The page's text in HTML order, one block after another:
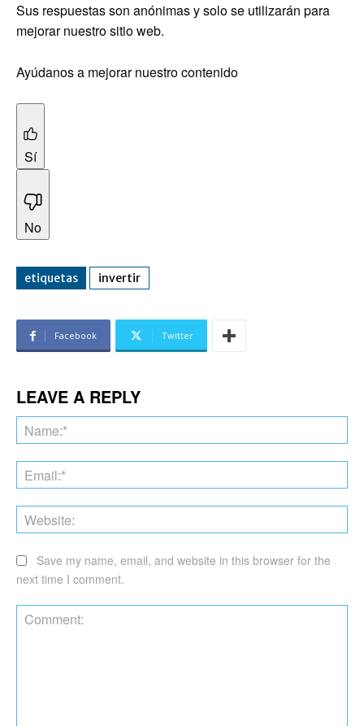
Sus respuestas son anónimas y solo se utilizarán para
mejorar nuestro sitio web.
Ayúdanos a mejorar nuestro contenido
Sí
No
etiquetas invertir
Facebook Twitter
LEAVE A REPLY
Save my name, email, and website in this browser for the
next time I comment.